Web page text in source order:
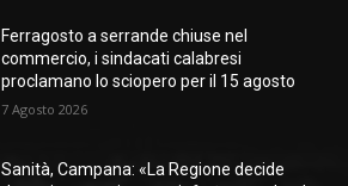
Ferragosto a serrande chiuse nel
commercio, i sindacati calabresi
proclamano lo sciopero per il 15 agosto
7 Agosto 2026
Sanità, Campana: «La Regione decide